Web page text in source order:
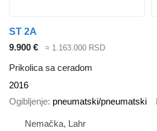
ST 2A
9.900 €
≈ 1.163.000 RSD
Prikolica sa ceradom
2016
Ogibljenje pneumatski/pneumatski
Nemačka, Lahr